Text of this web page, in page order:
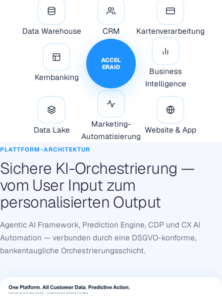
Data Warehouse CRM Kartenverarbeitung
Kernbanking
ACCEL
ERAID
Business
Intelligence
Data Lake
Marketing-
Automatisierung
Website & App
PLATTFORM-ARCHITEKTUR
Sichere KI-Orchestrierung —
vom User Input zum
personalisierten Output
Agentic AI Framework, Prediction Engine, CDP und CX AI
Automation — verbunden durch eine DSGVO-konforme,
bankentaugliche Orchestrierungsschicht.